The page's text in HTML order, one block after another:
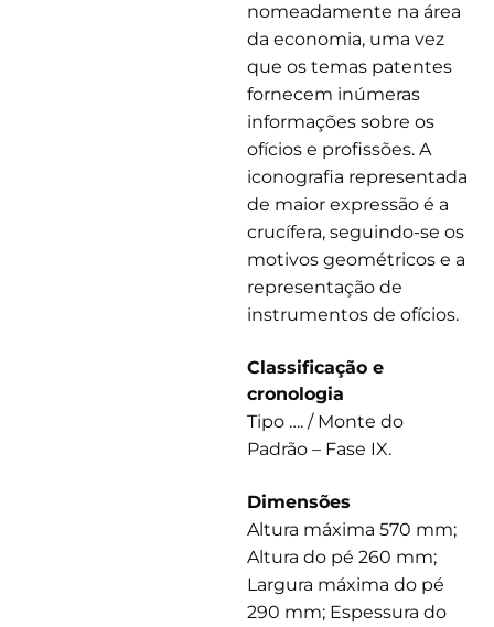
nomeadamente na área
da economia, uma vez
que os temas patentes
fornecem inúmeras
informações sobre os
ofícios e profissões. A
iconografia representada
de maior expressão é a
crucífera, seguindo-se os
motivos geométricos e a
representação de
instrumentos de ofícios.
Classificação e
cronologia
Tipo …. / Monte do
Padrão – Fase IX.
Dimensões
Altura máxima 570 mm;
Altura do pé 260 mm;
Largura máxima do pé
290 mm; Espessura do